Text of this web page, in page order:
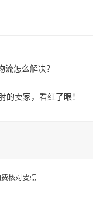
流怎么解决？
卖家，看红了眼！
核对要点